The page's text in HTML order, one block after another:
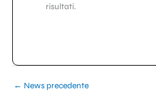
risultati.
← News precedente